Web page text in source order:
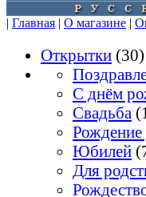
| Главная | О магазине |
Открытки (30)
С днём
Свадьба
Рождение
Юбилей
Для